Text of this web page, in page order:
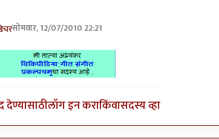
सोमवार, 12/07/2010 22:21
देण्यासाठीलॉग इन कराकिंवासदस्य व्हा